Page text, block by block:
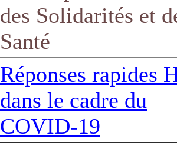
des Solidarités et
Santé
Réponses rapides
dans le cadre du
COVID-19